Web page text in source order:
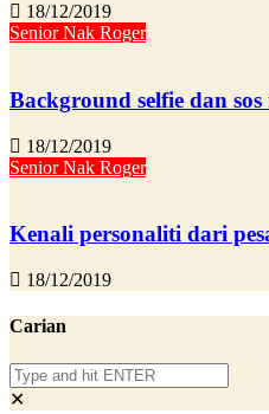
18/12/2019
Senior Nak Roger
Background selfie dan
18/12/2019
Senior Nak Roger
Kenali personaliti dari
18/12/2019
Carian
✕